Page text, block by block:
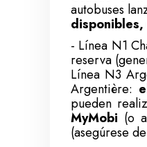
autobuses
disponibles,
- Línea N1
reserva
Línea N3
Argentière:
pueden
MyMobi (o
(asegúrese